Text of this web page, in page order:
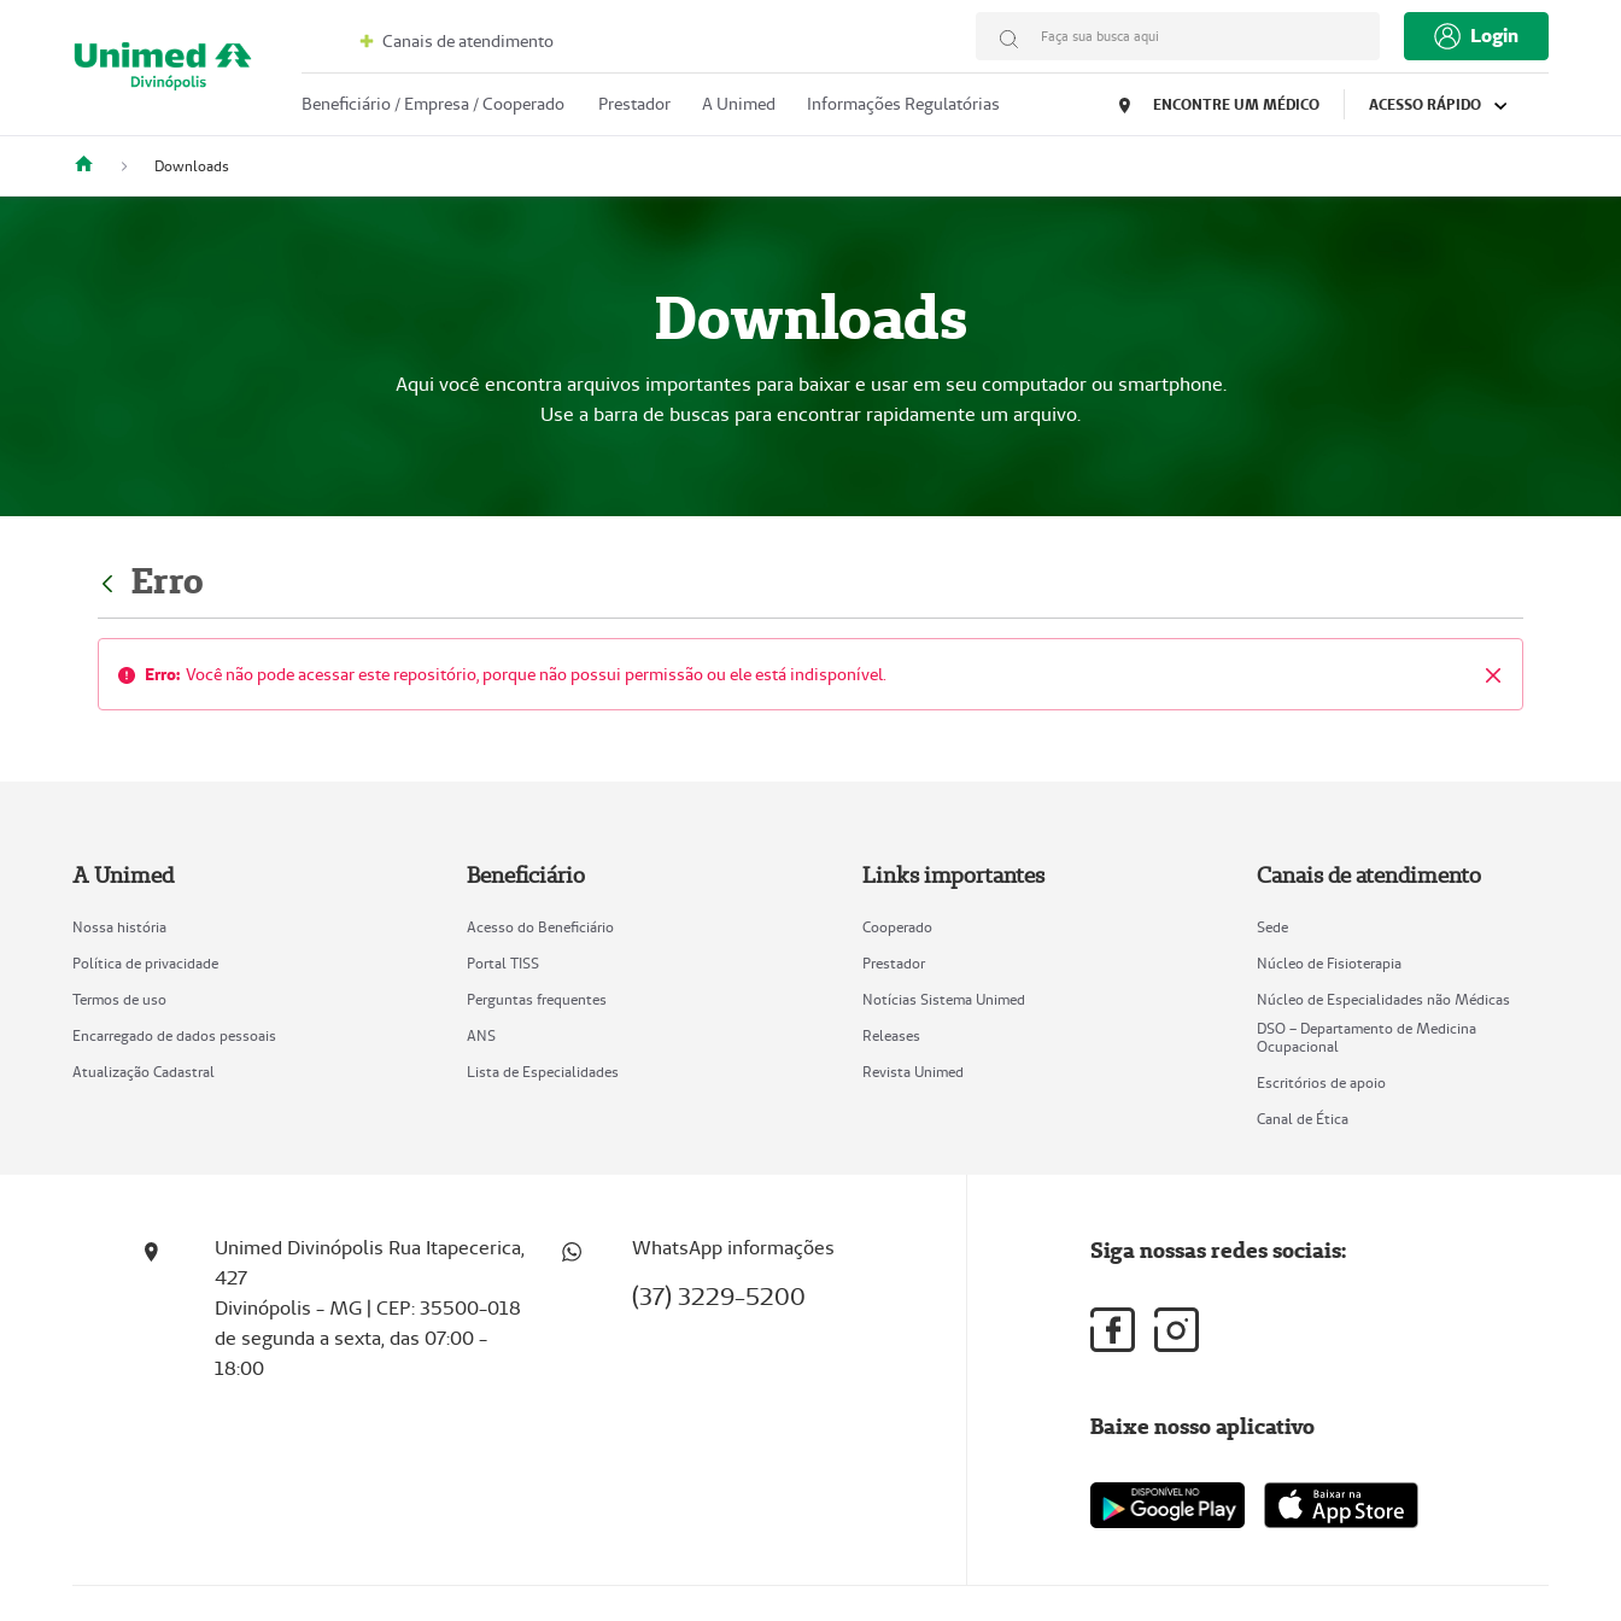
Canais de atendimento Faça sua busca aqui Login
Beneficiário / Empresa / Cooperado Prestador A Unimed Informações Regulatórias ENCONTRE UM MÉDICO ACESSO RÁPIDO
Downloads
Downloads
Aqui você encontra arquivos importantes para baixar e usar em seu computador ou smartphone.
Use a barra de buscas para encontrar rapidamente um arquivo.
Erro
Fechar
Erro: Você não pode acessar este repositório, porque não possui permissão ou ele está indisponível.
A Unimed
Nossa história
Política de privacidade
Termos de uso
Encarregado de dados pessoais
Atualização Cadastral
Beneficiário
Acesso do Beneficiário
Portal TISS
Perguntas frequentes
ANS
Lista de Especialidades
Links importantes
Cooperado
Prestador
Notícias Sistema Unimed
Releases
Revista Unimed
Canais de atendimento
Sede
Núcleo de Fisioterapia
Núcleo de Especialidades não Médicas
DSO – Departamento de Medicina
Ocupacional
Escritórios de apoio
Canal de Ética
Unimed Divinópolis Rua Itapecerica,
427
Divinópolis - MG | CEP: 35500-018
de segunda a sexta, das 07:00 -
18:00
WhatsApp informações
(37) 3229-5200
Siga nossas redes sociais:
Baixe nosso aplicativo